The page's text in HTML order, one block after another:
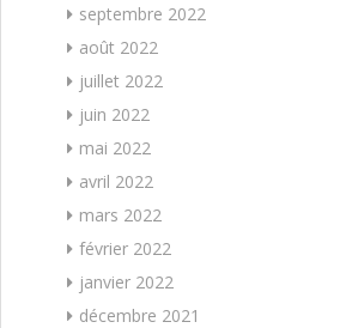
septembre 2022
août 2022
juillet 2022
juin 2022
mai 2022
avril 2022
mars 2022
février 2022
janvier 2022
décembre 2021